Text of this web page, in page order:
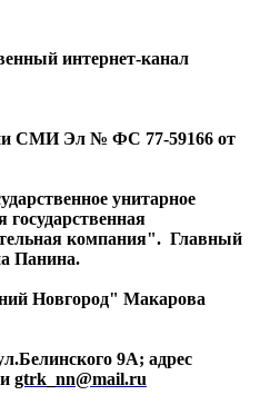
интернет-канал
СМИ Эл № ФС 77-59166 от
унитарное
государственная
компания". Главный
Панина.
Новгород" Макарова
9А; адрес
gtrk_nn@mail.ru